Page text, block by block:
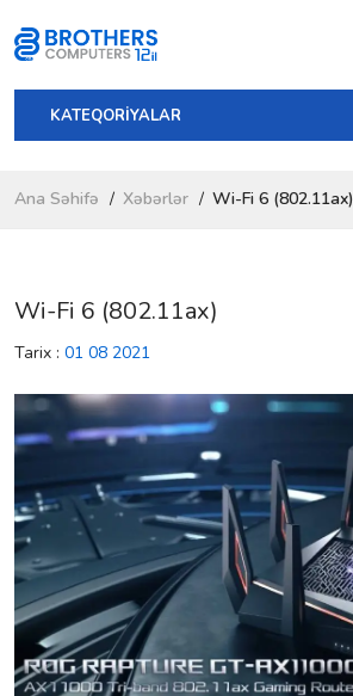
KATEQORİYALAR
Ana Səhifə Xəbərlər Wi-Fi 6 (802.11ax)
Wi-Fi 6 (802.11ax)
Tarix : 01 08 2021